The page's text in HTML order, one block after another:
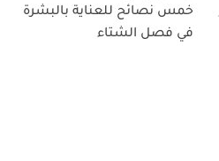
خمس نصائح للعناية بالبشرة
في فصل الشتاء